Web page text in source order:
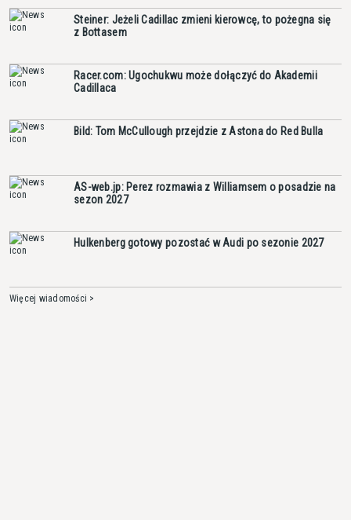
Steiner: Jeżeli Cadillac zmieni kierowcę, to pożegna się
z Bottasem
Racer.com: Ugochukwu może dołączyć do Akademii
Cadillaca
Bild: Tom McCullough przejdzie z Astona do Red Bulla
AS-web.jp: Perez rozmawia z Williamsem o posadzie na
sezon 2027
Hulkenberg gotowy pozostać w Audi po sezonie 2027
Więcej wiadomości >